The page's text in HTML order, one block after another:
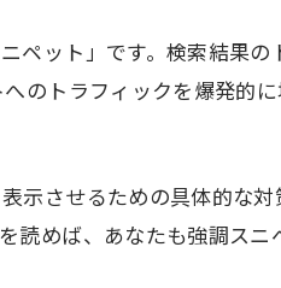
ット」です。検索結果の
のトラフィックを爆発的
示させるための具体的な対
読めば、あなたも強調スニ